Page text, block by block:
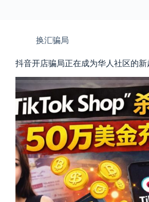
换汇骗局
抖音开店骗局正在成为华人社区的新